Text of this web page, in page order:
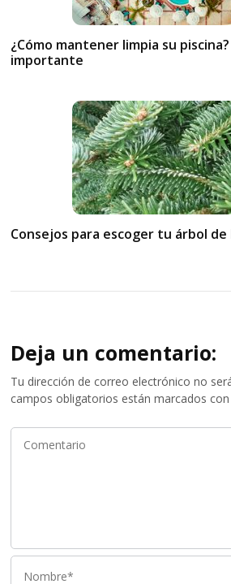
¿Cómo mantener limpia su
importante
Consejos para escoger tu árbol de
Deja un comentario:
Tu dirección de correo electrónico no
campos obligatorios están marcados